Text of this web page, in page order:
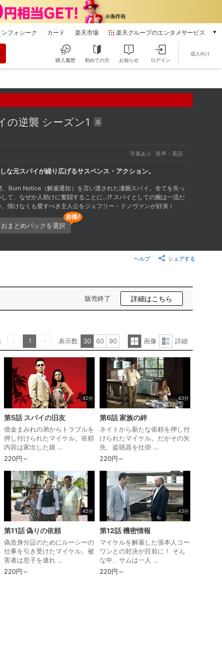
ンフォシーク カード 楽天市場 楽天グループのエンタメサービス
本/ゲーム/CD/DVD
電子書籍
楽天ミュージック
動画配信
Rakuten PLAY
無料テレビ
Rチャンネル
購入履歴 初めての方 お知らせ ログイン
成人向け
の逆襲 シーズン1 G
字幕あり 音声：英語
な元スパイが繰り広げるサスペンス・アクション。
Burn Notice（解雇通知）を言い渡された凄腕スパイ。全てを失っ
て、なぜか人助けに奮闘することに…!? スパイとしての腕は一流だ
情けなくも愛すべき主人公をジェフリー・ドノヴァンが好演！
おまとめパックを選択
シェアする
ヘルプ
販売終了 詳細はこちら
1 表示数 30 60
90
覧
表
示
画像
表
示
詳細
42分
第5話 スパイの旧友
借金まみれの弟からトラブルを
押し付けられたマイケル。依頼
内容は家出した娘 …
220円～
43分
第6話 家族の絆
ネイトから新たな依頼を押し付
けられたマイケル。だがその矢
先、盗聴器を仕掛 …
220円～
42分
第11話 偽りの依頼
偽造身分証のためにルーシーの
仕事を引き受けたマイケル。被
害者は息子を連れ …
220円～
43分
第12話 機密情報
マイケルを解雇した張本人コー
ワンとの対決が目前に！ そん
な中、サムは一人 …
220円～